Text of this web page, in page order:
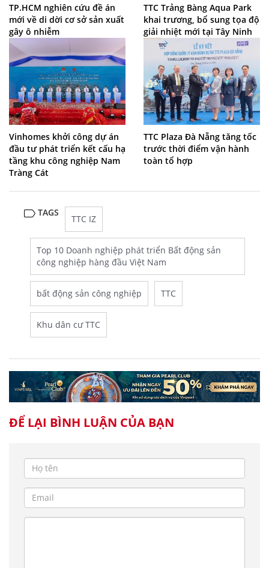
TP.HCM nghiên cứu đề án
mới về di dời cơ sở sản xuất
gây ô nhiễm
TTC Trảng Bàng Aqua Park
khai trương, bổ sung tọa độ
giải nhiệt mới tại Tây Ninh
Vinhomes khởi công dự án
đầu tư phát triển kết cấu hạ
tầng khu công nghiệp Nam
Tràng Cát
TTC Plaza Đà Nẵng tăng tốc
trước thời điểm vận hành
toàn tổ hợp
TAGS
TTC IZ
Top 10 Doanh nghiệp phát triển Bất động sản
công nghiệp hàng đầu Việt Nam
bất động sản công nghiệp TTC
Khu dân cư TTC
ĐỂ LẠI BÌNH LUẬN CỦA BẠN